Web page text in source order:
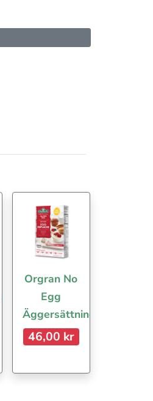
Orgran No
Egg
Äggersättning
46,00 kr